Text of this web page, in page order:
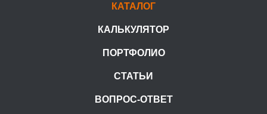
КАТАЛОГ
КАЛЬКУЛЯТОР
ПОРТФОЛИО
СТАТЬИ
ВОПРОС-ОТВЕТ